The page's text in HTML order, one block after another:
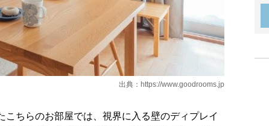
出典： https://www.goodrooms.jp
こちらのお部屋では、視界に入る壁のディプレイ